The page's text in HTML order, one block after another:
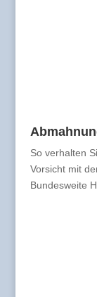
So verhalten
Vorsicht mit
Bundesweite